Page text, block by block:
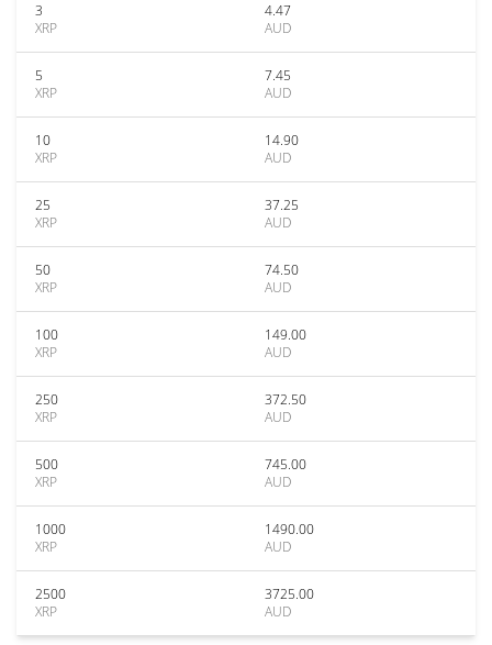
3
XRP
4.47
AUD
5
XRP
7.45
AUD
10
XRP
14.90
AUD
25
XRP
37.25
AUD
50
XRP
74.50
AUD
100
XRP
149.00
AUD
250
XRP
372.50
AUD
500
XRP
745.00
AUD
1000
XRP
1490.00
AUD
2500
XRP
3725.00
AUD